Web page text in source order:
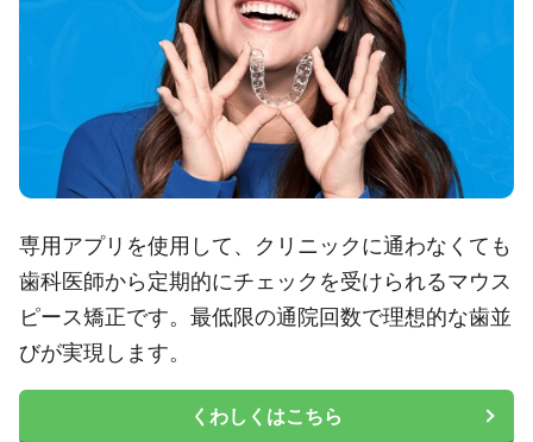
専用アプリを使用して、クリニックに通わなくても
歯科医師から定期的にチェックを受けられるマウス
ピース矯正です。最低限の通院回数で理想的な歯並
びが実現します。
くわしくはこちら